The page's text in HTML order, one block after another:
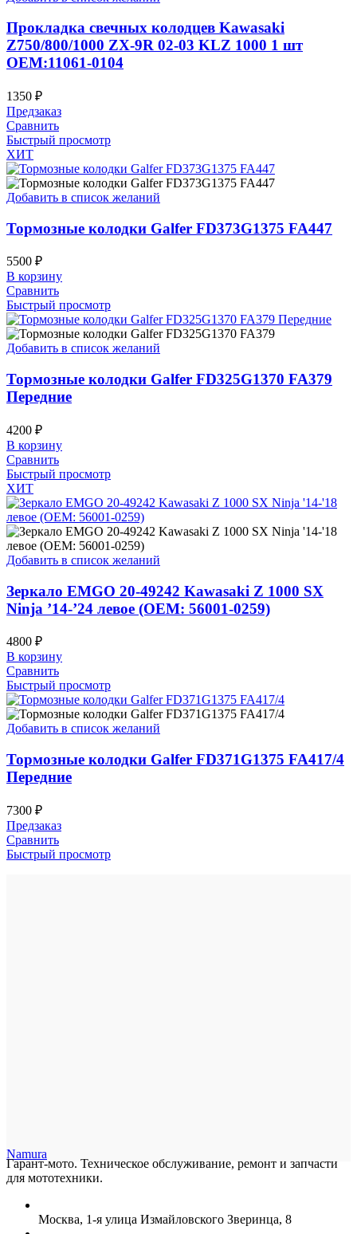
Прокладка свечных колодцев Kawasaki
Z750/800/1000 ZX-9R 02-03 KLZ 1000 1 шт
OEM:11061-0104
1350 ₽
Предзаказ
Сравнить
Быстрый просмотр
ХИТ
Добавить в список желаний
Тормозные колодки Galfer FD373G1375 FA447
5500 ₽
В корзину
Сравнить
Быстрый просмотр
Добавить в список желаний
Тормозные колодки Galfer FD325G1370 FA379
Передние
4200 ₽
В корзину
Сравнить
Быстрый просмотр
ХИТ
Добавить в список желаний
Зеркало EMGO 20-49242 Kawasaki Z 1000 SX
Ninja ’14-’24 левое (OEM: 56001-0259)
4800 ₽
В корзину
Сравнить
Быстрый просмотр
Добавить в список желаний
Тормозные колодки Galfer FD371G1375 FA417/4
Передние
7300 ₽
Предзаказ
Сравнить
Быстрый просмотр
Namura
Гарант-мото. Техническое обслуживание, ремонт и запчасти
для мототехники.
Москва, 1-я улица Измайловского Зверинца, 8